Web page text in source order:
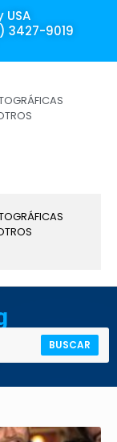
3427-9019
BUSCAR